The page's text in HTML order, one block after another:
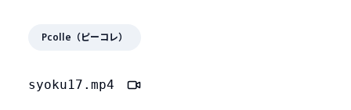
Pcolle（ピーコレ）
syoku17.mp4